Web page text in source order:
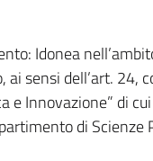
Idonea
ai sensi dell’art. 24,
e Innovazione” di
di